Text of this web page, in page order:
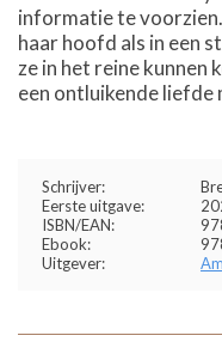
informatie te
haar hoofd als in een
ze in het reine kunnen
een ontluikende liefde
Schrijver:
Eerste uitgave:
ISBN/EAN:
Ebook:
Uitgever: